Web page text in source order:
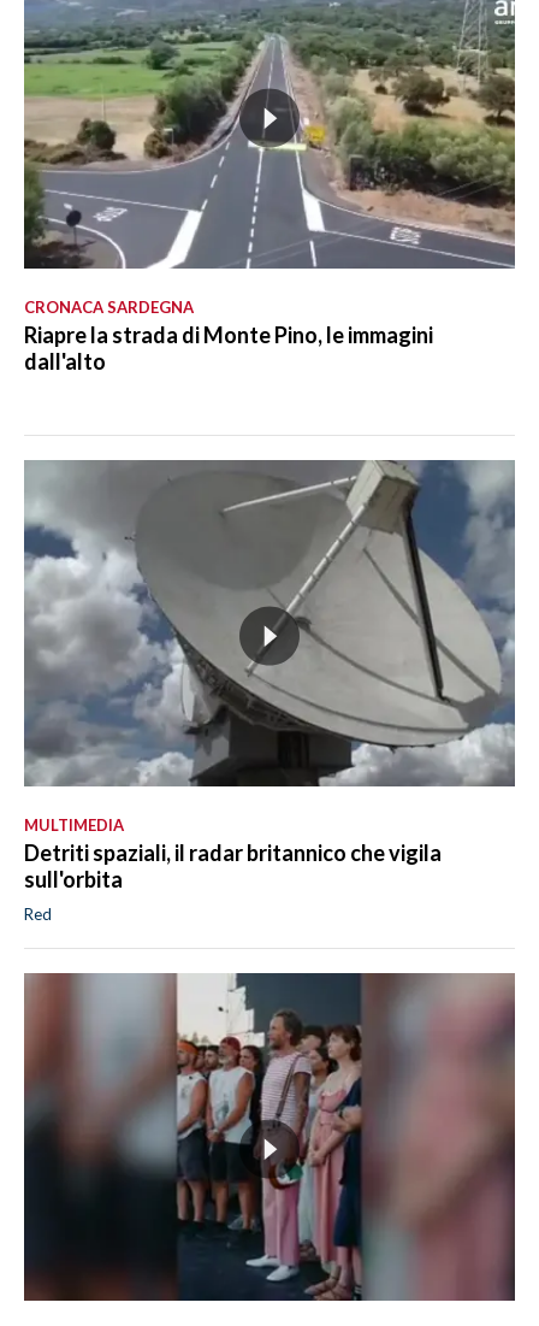
CRONACA SARDEGNA
Riapre la strada di Monte Pino, le immagini
dall'alto
MULTIMEDIA
Detriti spaziali, il radar britannico che vigila
sull'orbita
Red